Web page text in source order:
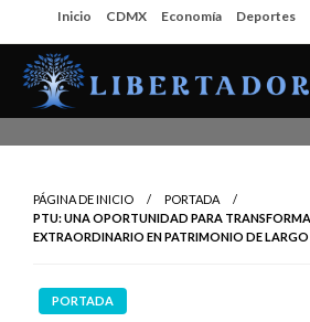
al
contenido
Inicio CDMX Economía Deportes
PÁGINA DE INICIO
PORTADA
PTU: UNA OPORTUNIDAD PARA
EXTRAORDINARIO EN PATRIMONIO DE
PORTADA